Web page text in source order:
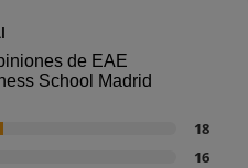
de EAE
School Madrid
18
16